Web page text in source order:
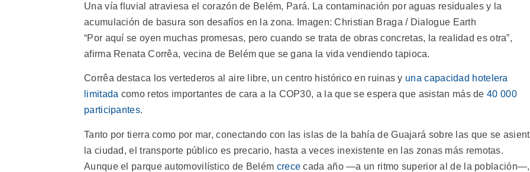
Una vía fluvial atraviesa el corazón de Belém, Pará. La contaminación por aguas residuales y la
acumulación de basura son desafíos en la zona. Imagen: Christian Braga / Dialogue Earth
“Por aquí se oyen muchas promesas, pero cuando se trata de obras concretas, la realidad es otra”,
afirma Renata Corrêa, vecina de Belém que se gana la vida vendiendo tapioca.
Corrêa destaca los vertederos al aire libre, un centro histórico en ruinas y una capacidad hotelera
limitada como retos importantes de cara a la COP30, a la que se espera que asistan más de40 000
participantes.
Tanto por tierra como por mar, conectando con las islas de la bahía de Guajará sobre las que se
la ciudad, el transporte público es precario, hasta a veces inexistente en las zonas más remotas.
Aunque el parque automovilístico de Belém crece cada año ―a un ritmo superior al de la población―,